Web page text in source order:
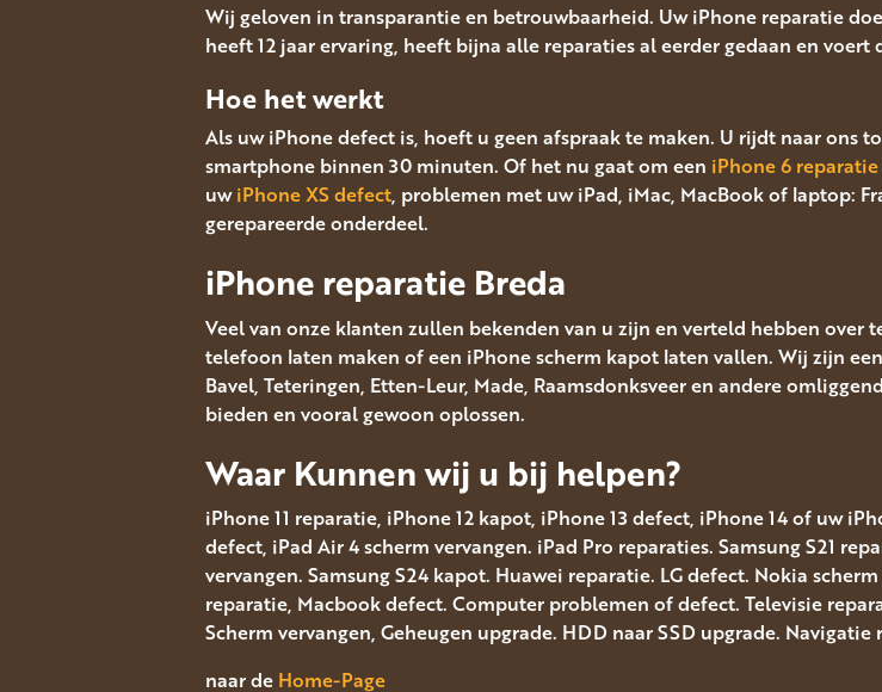
Wij geloven in transparantie en betrouwbaarheid. Uw iPhone reparatie
heeft 12 jaar ervaring, heeft bijna alle reparaties al eerder gedaan en
Hoe het werkt
Als uw iPhone defect is, hoeft u geen afspraak te maken. U rijdt naar ons
smartphone binnen 30 minuten. Of het nu gaat om een iPhone 6 reparatie
uwiPhone XS defect, problemen met uw iPad, iMac, MacBook of laptop:
gerepareerde onderdeel.
iPhone reparatie Breda
Veel van onze klanten zullen bekenden van u zijn en verteld hebben
telefoon laten maken of een iPhone scherm kapot laten vallen. Wij zijn
Bavel, Teteringen, Etten-Leur, Made, Raamsdonksveer en andere
bieden en vooral gewoon oplossen.
Waar Kunnen wij u bij helpen?
iPhone 11 reparatie, iPhone 12 kapot, iPhone 13 defect, iPhone 14 of uw
defect, iPad Air 4 scherm vervangen. iPad Pro reparaties. Samsung S21
vervangen. Samsung S24 kapot. Huawei reparatie. LG defect. Nokia
reparatie, Macbook defect. Computer problemen of defect. Televisie
Scherm vervangen, Geheugen upgrade. HDD naar SSD upgrade. Navigatie
naar de Home-Page